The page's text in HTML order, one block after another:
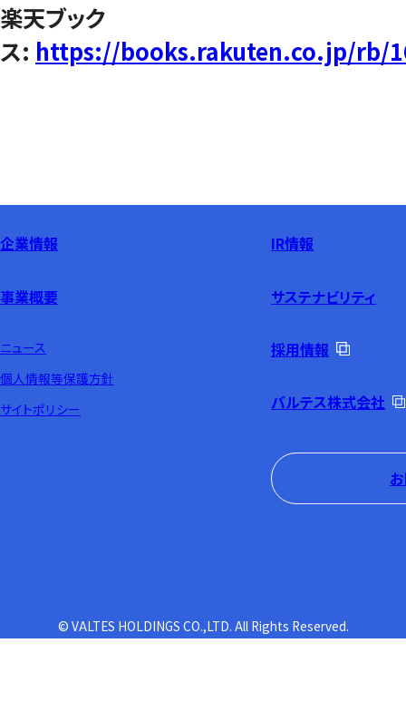
楽天ブック
ス: https://books.rakuten.co.jp/rb/
企業情報
ニュース
個人情報等保護方針
サイトポリシー
事業概要
IR情報
サステナビリティ
採用情報
バルテス株式会社
© VALTES HOLDINGS CO.,LTD. All Rights Reserved.